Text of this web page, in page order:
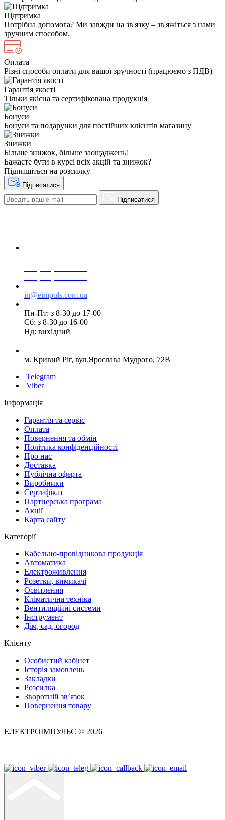
Підтримка
Потрібна допомога? Ми завжди на зв'язку – зв'яжіться з нами
зручним способом.
Оплата
Різні способи оплати для вашої зручності (працюємо з ПДВ)
Гарантія якості
Тільки якісна та сертифікована продукція
Бонуси
Бонуси та подарунки для постійних клієнтів магазину
Знижки
Більше знижок, більше заощаджень!
Бажаєте бути в курсі всіх акцій та знижок?
Підпишіться на розсилку
Підписатися
Підписатися
in@eimpuls.com.ua
Пн-Пт: з 8-30 до 17-00
Сб: з 8-30 до 16-00
Нд: вихідний
м. Кривий Ріг, вул.Ярослава Мудрого, 72В
Telegram
Viber
Інформація
Гарантія та сервіс
Оплата
Повернення та обмін
Політика конфіденційності
Про нас
Доставка
Публічна оферта
Виробники
Сертифікат
Партнерська програма
Акції
Карта сайту
Категорії
Кабельно-провідникова продукція
Автоматика
Електроживлення
Розетки, вимикачі
Освітлення
Кліматична техніка
Вентиляційні системи
Інструмент
Дім, сад, огород
Клієнту
Особистий кабінет
Історія замовлень
Закладки
Розсилка
Зворотній зв’язок
Повернення товару
ЕЛЕКТРОІМПУЛЬС © 2026